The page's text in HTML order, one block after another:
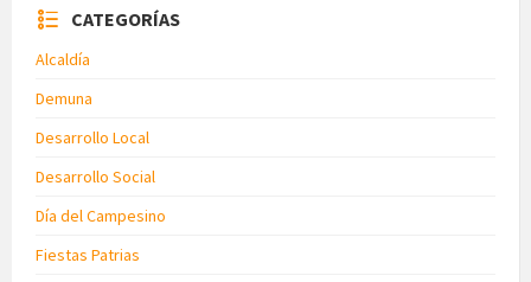
CATEGORÍAS
Alcaldía
Demuna
Desarrollo Local
Desarrollo Social
Día del Campesino
Fiestas Patrias